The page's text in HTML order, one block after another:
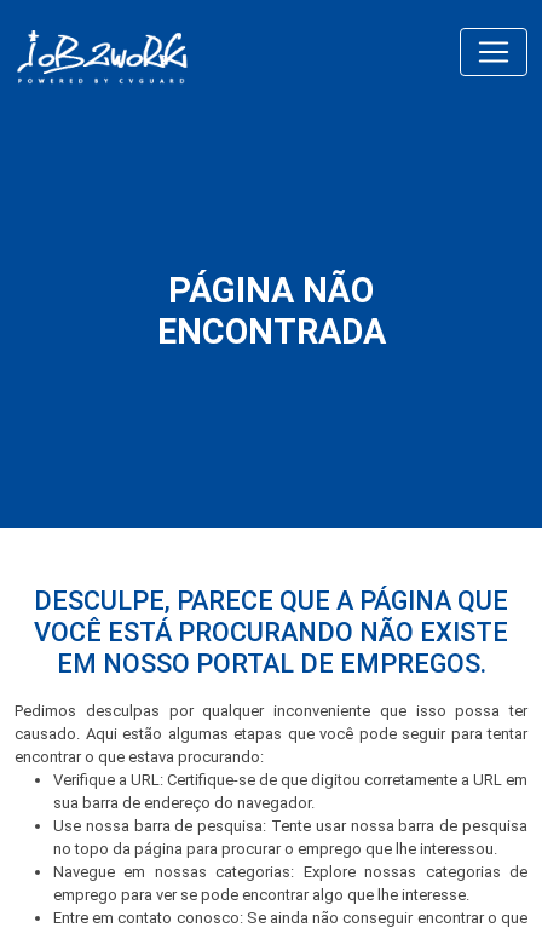
PÁGINA NÃO
ENCONTRADA
DESCULPE, PARECE QUE A PÁGINA QUE
VOCÊ ESTÁ PROCURANDO NÃO EXISTE
EM NOSSO PORTAL DE EMPREGOS.
Pedimos desculpas por qualquer inconveniente que isso possa ter
causado. Aqui estão algumas etapas que você pode seguir para tentar
encontrar o que estava procurando:
Verifique a URL: Certifique-se de que digitou corretamente a URL em
sua barra de endereço do navegador.
Use nossa barra de pesquisa: Tente usar nossa barra de pesquisa
no topo da página para procurar o emprego que lhe interessou.
Navegue em nossas categorias: Explore nossas categorias de
emprego para ver se pode encontrar algo que lhe interesse.
Entre em contato conosco: Se ainda não conseguir encontrar o que